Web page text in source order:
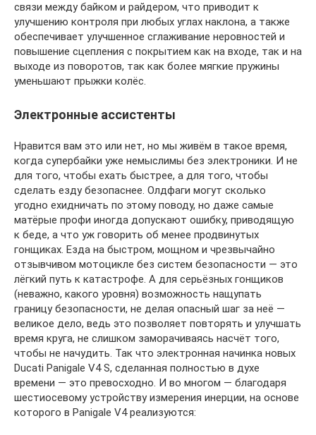
связи между байком и райдером, что приводит к
улучшению контроля при любых углах наклона, а также
обеспечивает улучшенное сглаживание неровностей и
повышение сцепления с покрытием как на входе, так и на
выходе из поворотов, так как более мягкие пружины
уменьшают прыжки колёс.
Электронные ассистенты
Нравится вам это или нет, но мы живём в такое время,
когда супербайки уже немыслимы без электроники. И не
для того, чтобы ехать быстрее, а для того, чтобы
сделать езду безопаснее. Олдфаги могут сколько
угодно ехидничать по этому поводу, но даже самые
матёрые профи иногда допускают ошибку, приводящую
к беде, а что уж говорить об менее продвинутых
гонщиках. Езда на быстром, мощном и чрезвычайно
отзывчивом мотоцикле без систем безопасности — это
лёгкий путь к катастрофе. А для серьёзных гонщиков
(неважно, какого уровня) возможность нащупать
границу безопасности, не делая опасный шаг за неё —
великое дело, ведь это позволяет повторять и улучшать
время круга, не слишком заморачиваясь насчёт того,
чтобы не начудить. Так что электронная начинка новых
Ducati Panigale V4 S, сделанная полностью в духе
времени — это превосходно. И во многом — благодаря
шестиосевому устройству измерения инерции, на основе
которого в Panigale V4 реализуются: